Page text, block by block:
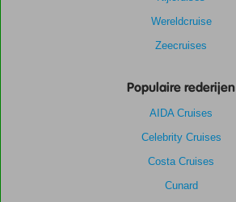
Wereldcruise
Zeecruises
Populaire rederijen
AIDA Cruises
Celebrity Cruises
Costa Cruises
Cunard